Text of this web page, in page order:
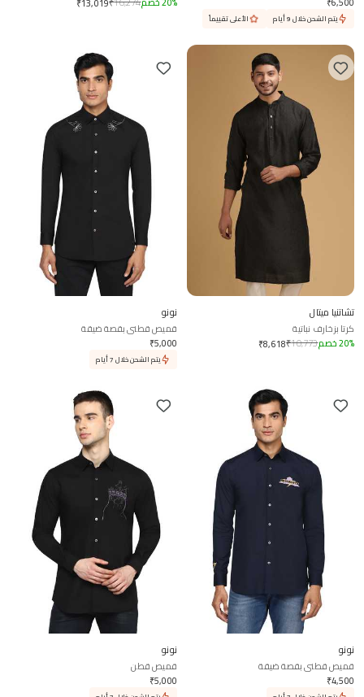
يتم الشحن خلال 9 أيام الأعلى تقييماً
تشاتنيا ميتال
كرتا بزخارف نباتية
₹8,618₹10,773 20% خصم
نونو
قميص قطني بقصة ضيقة
₹5,000
يتم الشحن خلال 7 أيام
نونو
قميص قطني بقصة ضيقة
₹4,500
نونو
قميص قطن
₹5,000